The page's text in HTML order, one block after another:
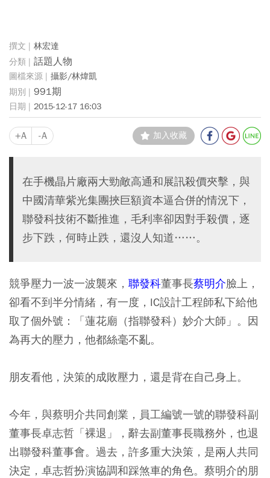
林宏達
話題人物
攝影/林煒凱
991期
2015-12-17 16:03
+A -A 加入收藏
在手機晶片廠兩大勁敵高通和展訊殺價夾擊，與
中國清華紫光集團挾巨額資本逼合併的情況下，
聯發科技術不斷推進，毛利率卻因對手殺價，逐
步下跌，何時止跌，還沒人知道……。
競爭壓力一波一波襲來， 聯發科董事長蔡明介臉上，
卻看不到半分情緒，有一度，IC設計工程師私下給他
取了個外號：「蓮花廟（指聯發科）妙介大師」。因
為再大的壓力，他都絲毫不亂。
朋友看他，決策的成敗壓力，還是背在自己身上。
今年，與蔡明介共同創業，員工編號一號的聯發科副
董事長卓志哲「裸退」，辭去副董事長職務外，也退
出聯發科董事會。過去，許多重大決策，是兩人共同
決定，卓志哲扮演協調和踩煞車的角色。蔡明介的朋